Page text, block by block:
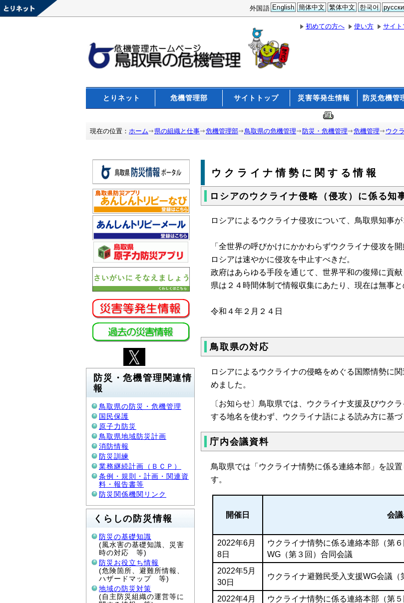
外国語 English 簡体中文 繁体中文 한국어
初めての方へ 使い方 サイト
とりネット 危機管理部 サイトトップ 災害等発生情報 防災危機管
現在の位置： ホーム 県の組織と仕事 危機管理部 鳥取県の危機管理 防災・危機管理 危機管理 ウク
防災・危機管理関連情
報
鳥取県の防災・危機管理
国民保護
原子力防災
鳥取県地域防災計画
消防情報
防災訓練
業務継続計画（ＢＣＰ）
条例・規則・計画・関連資
料・報告書等
防災関係機関リンク
くらしの防災情報
防災の基礎知識
(風水害の基礎知識、災害
時の対応 等)
防災お役立ち情報
(危険箇所、避難所情報、
ハザードマップ 等)
地域の防災対策
(自主防災組織の運営等に
ウクライナ情勢に関する情報
ロシアのウクライナ侵略（侵攻）に係る知
ロシアによるウクライナ侵攻について、鳥取県知事
「全世界の呼びかけにかかわらずウクライナ侵攻を
ロシアは速やかに侵攻を中止すべきだ。
政府はあらゆる手段を通じて、世界平和の復帰に貢献
県は２４時間体制で情報収集にあたり、現在は無事
令和４年２月２４日
鳥取県の対応
ロシアによるウクライナの侵略をめぐる国際情勢に
めました。
〔お知らせ〕鳥取県では、ウクライナ支援及びウク
する地名を使わず、ウクライナ語による読み方に基づ
庁内会議資料
鳥取県では「ウクライナ情勢に係る連絡本部」を設
す。
開催日 会議
2022年6月
8日
ウクライナ情勢に係る連絡本部（第
WG（第３回）合同会議
2022年5月
30日
ウクライナ避難民受入支援WG会議（
2022年4月
ウクライナ情勢に係る連絡本部（第